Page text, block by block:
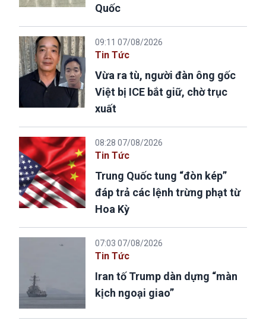
Quốc
09:11 07/08/2026
Tin Tức
Vừa ra tù, người đàn ông gốc
Việt bị ICE bắt giữ, chờ trục
xuất
08:28 07/08/2026
Tin Tức
Trung Quốc tung “đòn kép”
đáp trả các lệnh trừng phạt từ
Hoa Kỳ
07:03 07/08/2026
Tin Tức
Iran tố Trump dàn dựng “màn
kịch ngoại giao”